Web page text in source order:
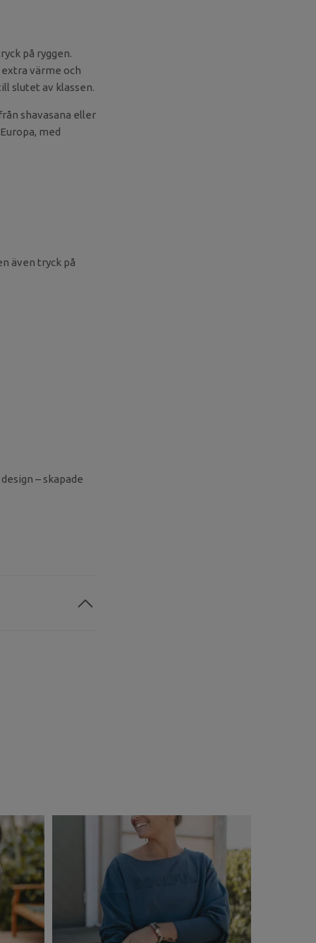
på ryggen.
värme och
slutet av klassen.
shavasana eller
med
även tryck på
– skapade